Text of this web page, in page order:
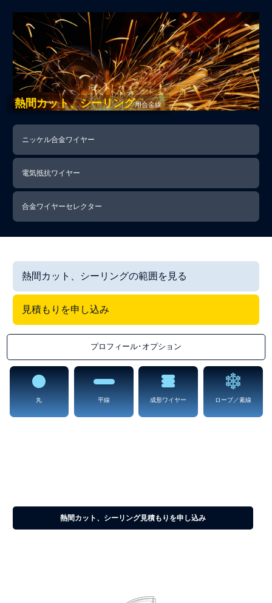
熱間カット、シーリング用合金線
ニッケル合金ワイヤー
電気抵抗ワイヤー
合金ワイヤーセレクター
熱間カット、シーリングの範囲を見る
見積もりを申し込み
プロフィール･オプション
丸 平線 成形ワイヤー ロープ／素線
熱間カット、シーリング見積もりを申し込み